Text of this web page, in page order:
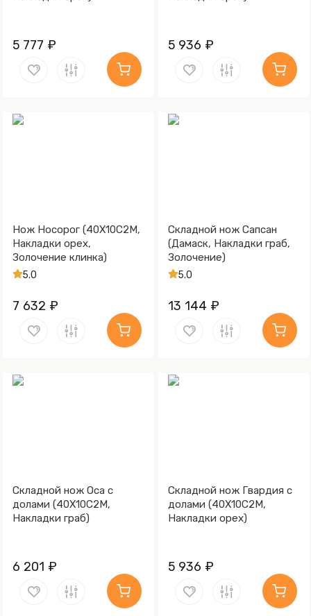
5 777 ₽ 5 936 ₽
Нож Носорог (40Х10С2М,
Накладки орех,
Золочение клинка)
5.0
7 632 ₽
Складной нож Сапсан
(Дамаск, Накладки граб,
Золочение)
5.0
13 144 ₽
Складной нож Оса с
долами (40Х10С2М,
Накладки граб)
6 201 ₽
Складной нож Гвардия с
долами (40Х10С2М,
Накладки орех)
5 936 ₽